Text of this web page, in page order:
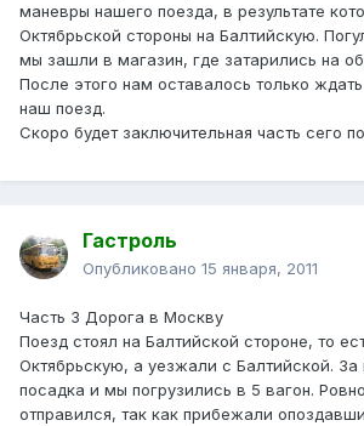
маневры нашего поезда, в результате
Октябрьской стороны на Балтийскую.
мы зашли в магазин, где затарились на
После этого нам оставалось только
наш поезд.
Скоро будет заключительная часть сего
Гастроль
Опубликовано 15 января, 2011
Часть 3 Дорога в Москву
Поезд стоял на Балтийской стороне, то
Октябрьскую, а уезжали с Балтийской. За
посадка и мы погрузились в 5 вагон.
отправился, так как прибежали